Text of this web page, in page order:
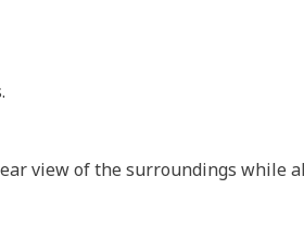
view of the surroundings while